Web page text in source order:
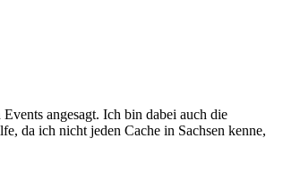
angesagt. Ich bin dabei auch die
da ich nicht jeden Cache in Sachsen kenne,